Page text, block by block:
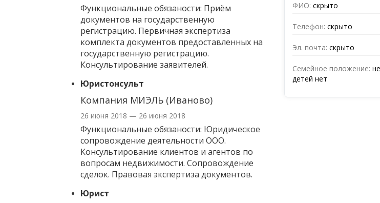
Функциональные обязаности: Приём
документов на государственную
регистрацию. Первичная экспертиза
комплекта документов предоставленных на
государственную регистрацию.
Консультирование заявителей.
Юристонсульт
Компания МИЭЛЬ (Иваново)
26 июня 2018 — 26 июня 2018
Функциональные обязаности: Юридическое
сопровождение деятельности ООО.
Консультирование клиентов и агентов по
вопросам недвижимости. Сопровождение
сделок. Правовая экспертиза документов.
Юрист
ФИО: скрыто
Телефон: скрыто
Эл. почта: скрыто
Семейное положение:
детей нет